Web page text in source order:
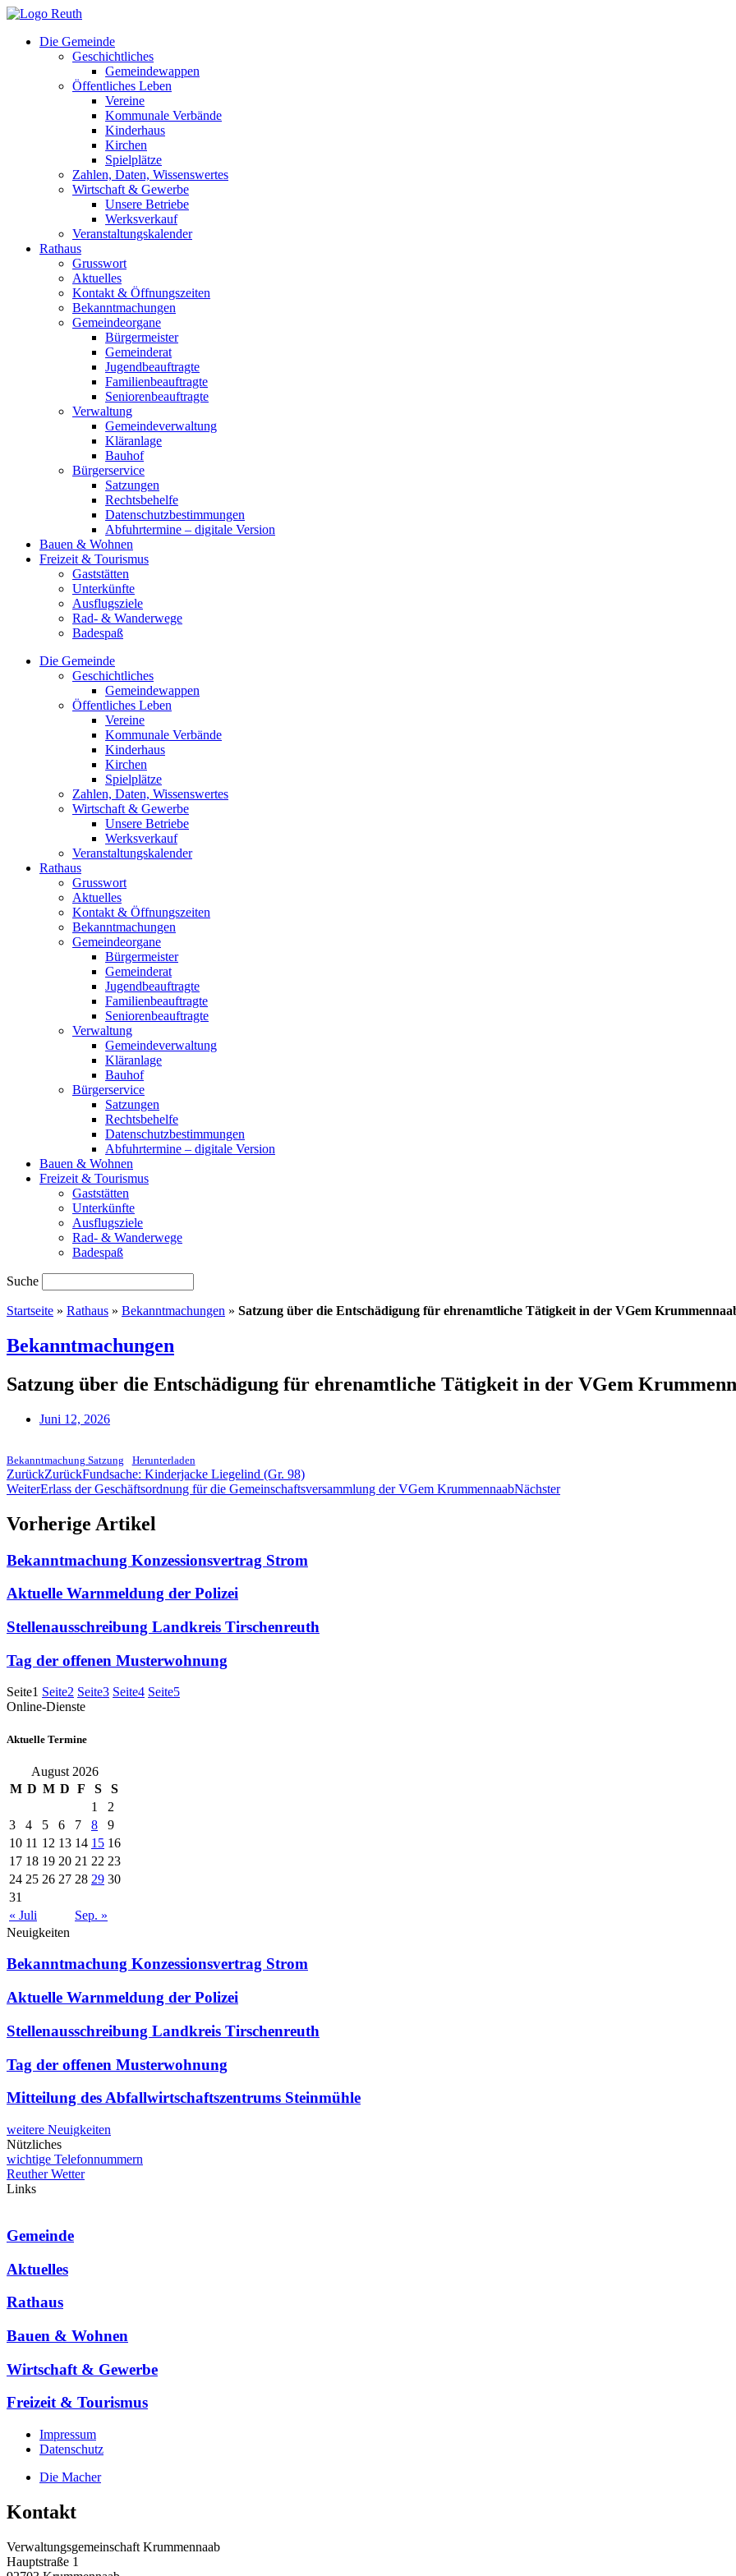
Zum
springenDie Gemeinde
Geschichtliches
Gemeindewappen
Öffentliches Leben
Vereine
Kommunale Verbände
Kinderhaus
Kirchen
Spielplätze
Zahlen, Daten, Wissenswertes
Wirtschaft & Gewerbe
Unsere Betriebe
Werksverkauf
Veranstaltungskalender
Rathaus
Grusswort
Aktuelles
Kontakt & Öffnungszeiten
Bekanntmachungen
Gemeindeorgane
Bürgermeister
Gemeinderat
Jugendbeauftragte
Familienbeauftragte
Seniorenbeauftragte
Verwaltung
Gemeindeverwaltung
Kläranlage
Bauhof
Bürgerservice
Satzungen
Rechtsbehelfe
Datenschutzbestimmungen
Abfuhrtermine – digitale Version
Bauen & Wohnen
Freizeit & Tourismus
Gaststätten
Unterkünfte
Ausflugsziele
Rad- & Wanderwege
Badespaß
Die Gemeinde
Geschichtliches
Gemeindewappen
Öffentliches Leben
Vereine
Kommunale Verbände
Kinderhaus
Kirchen
Spielplätze
Zahlen, Daten, Wissenswertes
Wirtschaft & Gewerbe
Unsere Betriebe
Werksverkauf
Veranstaltungskalender
Rathaus
Grusswort
Aktuelles
Kontakt & Öffnungszeiten
Bekanntmachungen
Gemeindeorgane
Bürgermeister
Gemeinderat
Jugendbeauftragte
Familienbeauftragte
Seniorenbeauftragte
Verwaltung
Gemeindeverwaltung
Kläranlage
Bauhof
Bürgerservice
Satzungen
Rechtsbehelfe
Datenschutzbestimmungen
Abfuhrtermine – digitale Version
Bauen & Wohnen
Freizeit & Tourismus
Gaststätten
Unterkünfte
Ausflugsziele
Rad- & Wanderwege
Badespaß
Suche
Startseite » Rathaus » Bekanntmachungen » Satzung über die Entschädigung für ehrenamtliche Tätigkeit in der VGem
Bekanntmachungen
Satzung über die Entschädigung für ehrenamtliche Tätigkeit in der VGem
Juni 12, 2026
Bekanntmachung Satzung Herunterladen
ZurückZurückFundsache: Kinderjacke Liegelind (Gr. 98)
WeiterErlass der Geschäftsordnung für die Gemeinschaftsversammlung der VGem KrummennaabNächster
Vorherige Artikel
Bekanntmachung Konzessionsvertrag Strom
Aktuelle Warnmeldung der Polizei
Stellenausschreibung Landkreis Tirschenreuth
Tag der offenen Musterwohnung
Seite1 Seite2 Seite3 Seite4 Seite5
Online-Dienste
Aktuelle Termine
August 2026
M D M D F S
S
1
2
3
4 5 6 7 8
9
10 11 12 13 14 15 16
17 18 19 20 21 22 23
24 25 26 27 28 29 30
31
« Juli
Sep. »
Neuigkeiten
Bekanntmachung Konzessionsvertrag Strom
Aktuelle Warnmeldung der Polizei
Stellenausschreibung Landkreis Tirschenreuth
Tag der offenen Musterwohnung
Mitteilung des Abfallwirtschaftszentrums Steinmühle
weitere Neuigkeiten
Nützliches
wichtige Telefonnummern
Reuther Wetter
Links
Gemeinde
Aktuelles
Rathaus
Bauen & Wohnen
Wirtschaft & Gewerbe
Freizeit & Tourismus
Impressum
Datenschutz
Die Macher
Kontakt
Verwaltungsgemeinschaft Krummennaab
Hauptstraße 1